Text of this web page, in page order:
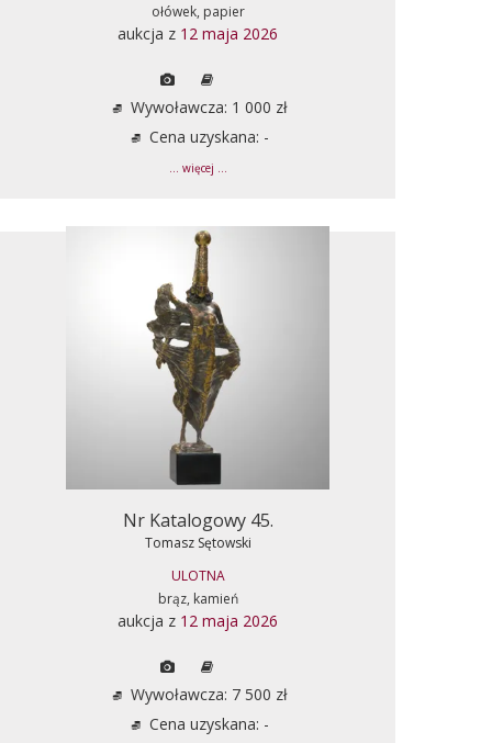
ołówek, papier
aukcja z 12 maja 2026
Wywoławcza: 1 000 zł
Cena uzyskana: -
... więcej ...
Nr Katalogowy 45.
Tomasz Sętowski
ULOTNA
brąz, kamień
aukcja z 12 maja 2026
Wywoławcza: 7 500 zł
Cena uzyskana: -